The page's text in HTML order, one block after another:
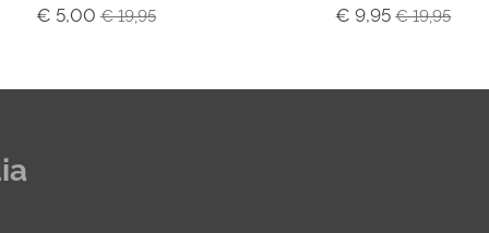
€ 5,00 € 19,95 € 9,95 € 19,95